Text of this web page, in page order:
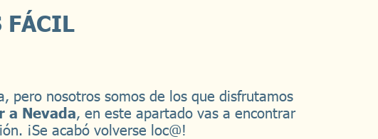
FÁCIL
pero nosotros somos de los que disfrutamos
a Nevada, en este apartado vas a encontrar
¡Se acabó volverse loc@!